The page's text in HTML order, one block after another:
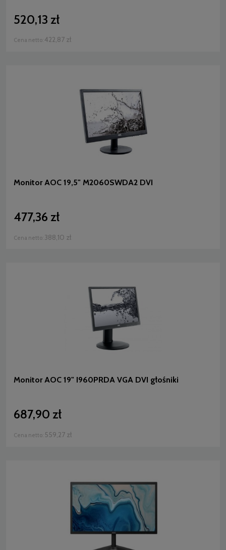
520,13 zł
Cena netto: 422,87 zł
Monitor AOC 19,5" M2060SWDA2 DVI
477,36 zł
Cena netto: 388,10 zł
Monitor AOC 19" I960PRDA VGA DVI głośniki
687,90 zł
Cena netto: 559,27 zł